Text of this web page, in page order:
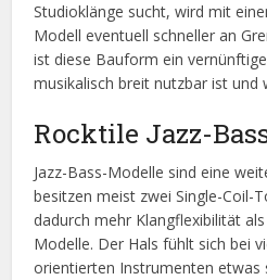
Studioklänge sucht, wird mit
Modell eventuell schneller an
ist diese Bauform ein
musikalisch breit nutzbar ist und
Rocktile Jazz-
Jazz-Bass-Modelle sind eine
besitzen meist zwei Single-Coil-
dadurch mehr Klangflexibilität
Modelle. Der Hals fühlt sich bei
orientierten Instrumenten etwas